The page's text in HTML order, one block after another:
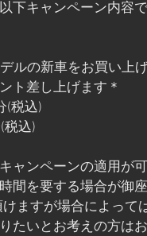
キャンペーン内容
ルの新車をお買い上
ト差し上げます＊
(税込)
税込)
ャンペーンの適用が
間を要する場合が御座
ますが場合によって
たいとお考えの方は